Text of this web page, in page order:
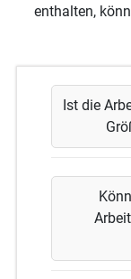
enthalten,
Ist die